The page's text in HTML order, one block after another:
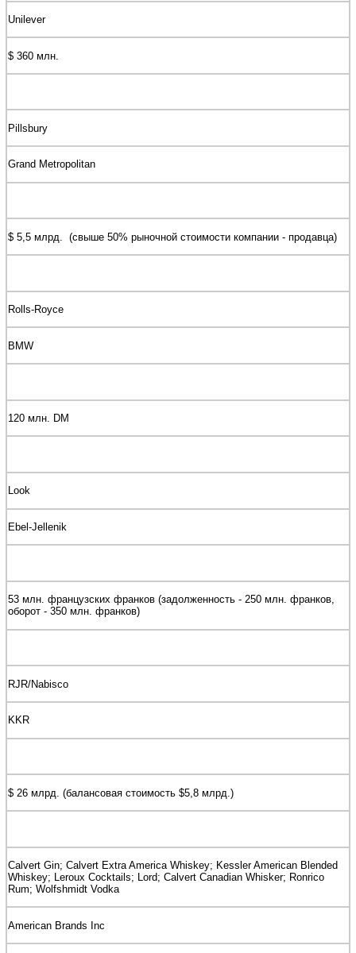
Unilever
$ 360 млн.
Pillsbury
Grand Metropolitan
$ 5,5 млрд. (свыше 50% рыночной стоимости компании - продавца)
Rolls-Royce
BMW
120 млн. DM
Look
Ebel-Jellenik
53 млн. французских франков (задолженность - 250 млн. франков,
оборот - 350 млн. франков)
RJR/Nabisco
KKR
$ 26 млрд. (балансовая стоимость $5,8 млрд.)
Calvert Gin; Calvert Extra America Whiskey; Kessler American Blended
Whiskey; Leroux Cocktails; Lord; Calvert Canadian Whisker; Ronrico
Rum; Wolfshmidt Vodka
American Brands Inc